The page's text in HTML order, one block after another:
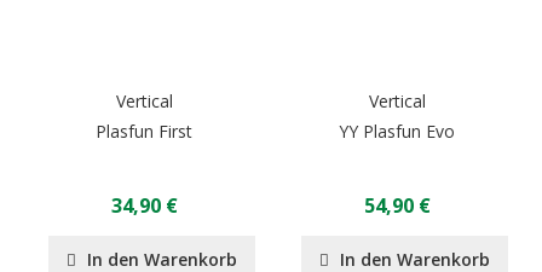
Vertical
Plasfun First
34,90 €
In den Warenkorb
Vertical
YY Plasfun Evo
54,90 €
In den Warenkorb